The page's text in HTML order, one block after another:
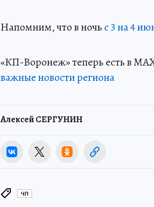
Напомним, что в ночь с 3 на 4
«КП-Воронеж» теперь есть в
важные новости региона
Алексей СЕРГУНИН
ЧП